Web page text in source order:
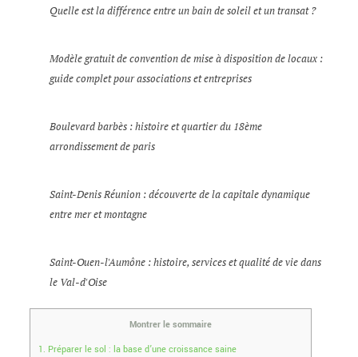
Quelle est la différence entre un bain de soleil et un transat ?
Modèle gratuit de convention de mise à disposition de locaux :
guide complet pour associations et entreprises
Boulevard barbès : histoire et quartier du 18ème
arrondissement de paris
Saint-Denis Réunion : découverte de la capitale dynamique
entre mer et montagne
Saint-Ouen-l'Aumône : histoire, services et qualité de vie dans
le Val-d'Oise
Montrer le sommaire
1. Préparer le sol : la base d’une croissance saine